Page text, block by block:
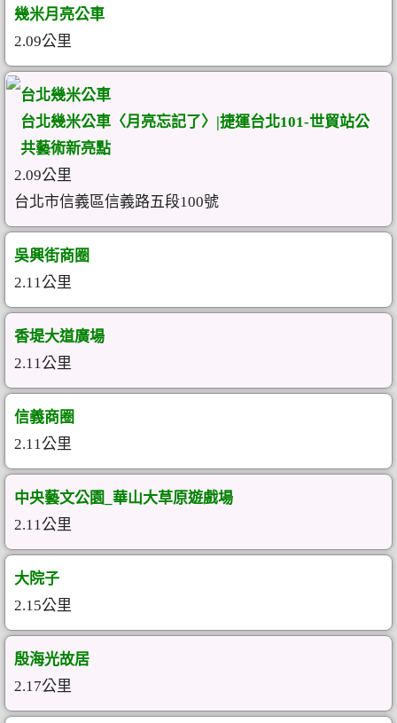
幾米月亮公車
2.09公里
台北幾米公車
台北幾米公車〈月亮忘記了〉|捷運台北101-世貿站公
共藝術新亮點
2.09公里
台北市信義區信義路五段100號
吳興街商圈
2.11公里
香堤大道廣場
2.11公里
信義商圈
2.11公里
中央藝文公園_華山大草原遊戲場
2.11公里
大院子
2.15公里
殷海光故居
2.17公里